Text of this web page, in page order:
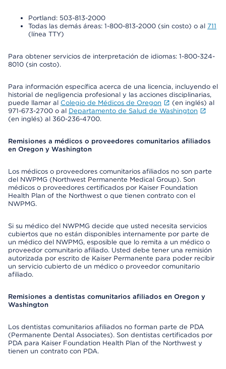
Portland: 503-813-2000
Todas las demás áreas: 1-800-813-2000 (sin costo) o al 711
(línea TTY)
Para obtener servicios de interpretación de idiomas: 1-800-324-
8010 (sin costo).
Para información específica acerca de una licencia, incluyendo el
historial de negligencia profesional y las acciones disciplinarias,
puede llamar al Colegio de Médicos de Oregon
(en inglés) al
971-673-2700 o al Departamento de Salud de Washington
(en inglés) al 360-236-4700.
Remisiones a médicos o proveedores comunitarios afiliados
en Oregon y Washington
Los médicos o proveedores comunitarios afiliados no son parte
del NWPMG (Northwest Permanente Medical Group). Son
médicos o proveedores certificados por Kaiser Foundation
Health Plan of the Northwest o que tienen contrato con el
NWPMG.
Si su médico del NWPMG decide que usted necesita servicios
cubiertos que no están disponibles internamente por parte de
un médico del NWPMG, esposible que lo remita a un médico o
proveedor comunitario afiliado. Usted debe tener una remisión
autorizada por escrito de Kaiser Permanente para poder recibir
un servicio cubierto de un médico o proveedor comunitario
afiliado.
Remisiones a dentistas comunitarios afiliados en Oregon y
Washington
Los dentistas comunitarios afiliados no forman parte de PDA
(Permanente Dental Associates). Son dentistas certificados por
PDA para Kaiser Foundation Health Plan of the Northwest y
tienen un contrato con PDA.